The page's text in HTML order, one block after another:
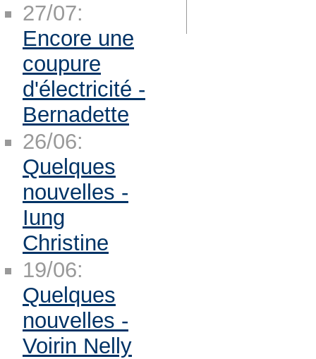
27/07:
Encore une
coupure
d'électricité -
Bernadette
26/06:
Quelques
nouvelles -
Iung
Christine
19/06:
Quelques
nouvelles -
Voirin Nelly